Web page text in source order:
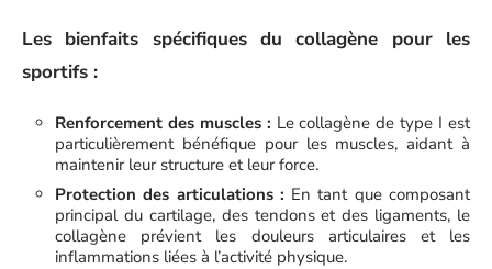
Les bienfaits spécifiques du collagène pour les
sportifs :
Renforcement des muscles : Le collagène de type I est
particulièrement bénéfique pour les muscles, aidant à
maintenir leur structure et leur force.
Protection des articulations : En tant que composant
principal du cartilage, des tendons et des ligaments, le
collagène prévient les douleurs articulaires et les
inflammations liées à l’activité physique.